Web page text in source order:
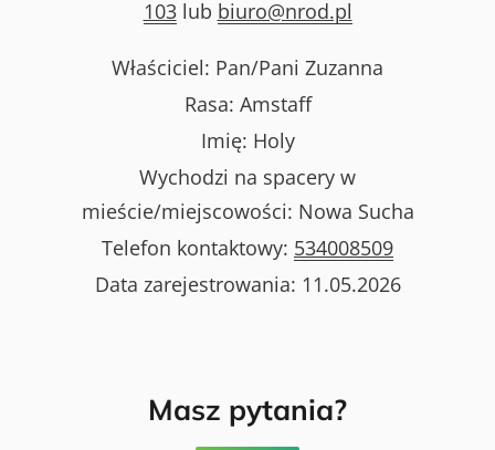
103lub biuro@nrod.pl
Właściciel: Pan/Pani Zuzanna
Rasa: Amstaff
Imię: Holy
Wychodzi na spacery w
mieście/miejscowości: Nowa Sucha
Telefon kontaktowy: 534008509
Data zarejestrowania: 11.05.2026
Masz pytania?